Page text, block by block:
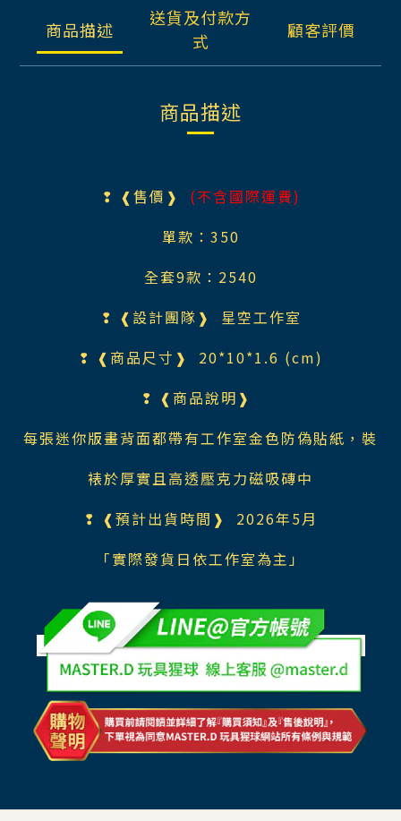
商品描述
送貨及付款方
式
顧客評價
商品描述
❢ ❰售價❱ (不含國際運費)
單款：350
全套9款：2540
❢ ❰設計團隊❱ 星空工作室
❢ ❰商品尺寸❱ 20*10*1.6 (cm)
❢ ❰商品說明❱
每張迷你版畫背面都帶有工作室金色防偽貼紙，裝
裱於厚實且高透壓克力磁吸磚中
❢ ❰預計出貨時間❱ 2026年5月
「實際發貨日依工作室為主」